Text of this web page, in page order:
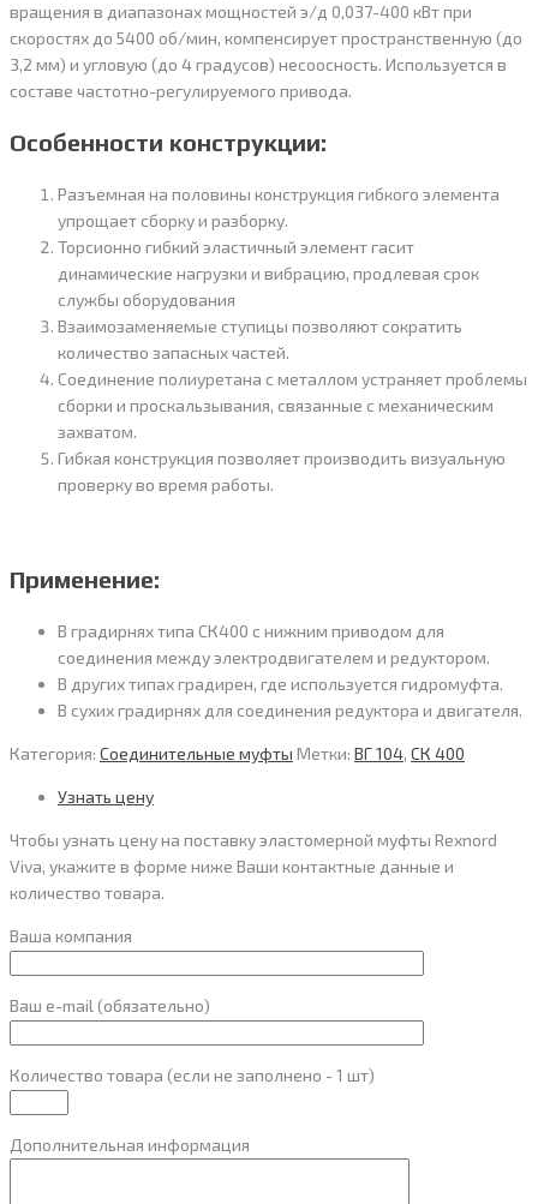
вращения в диапазонах мощностей э/д 0,037-400 кВт при
скоростях до 5400 об/мин, компенсирует пространственную (до
3,2 мм) и угловую (до 4 градусов) несоосность. Используется в
составе частотно-регулируемого привода.
Особенности конструкции:
Разъемная на половины конструкция гибкого элемента
упрощает сборку и разборку.
Торсионно гибкий эластичный элемент гасит
динамические нагрузки и вибрацию, продлевая срок
службы оборудования
Взаимозаменяемые ступицы позволяют сократить
количество запасных частей.
Соединение полиуретана с металлом устраняет проблемы
сборки и проскальзывания, связанные с механическим
захватом.
Гибкая конструкция позволяет производить визуальную
проверку во время работы.
Применение:
В градирнях типа СК400 с нижним приводом для
соединения между электродвигателем и редуктором.
В других типах градирен, где используется гидромуфта.
В сухих градирнях для соединения редуктора и двигателя.
Категория: Соединительные муфты Метки: ВГ 104, СК 400
Узнать цену
Чтобы узнать цену на поставку эластомерной муфты Rexnord
Viva, укажите в форме ниже Ваши контактные данные и
количество товара.
Ваша компания
Ваш e-mail (обязательно)
Количество товара (если не заполнено - 1 шт)
Дополнительная информация